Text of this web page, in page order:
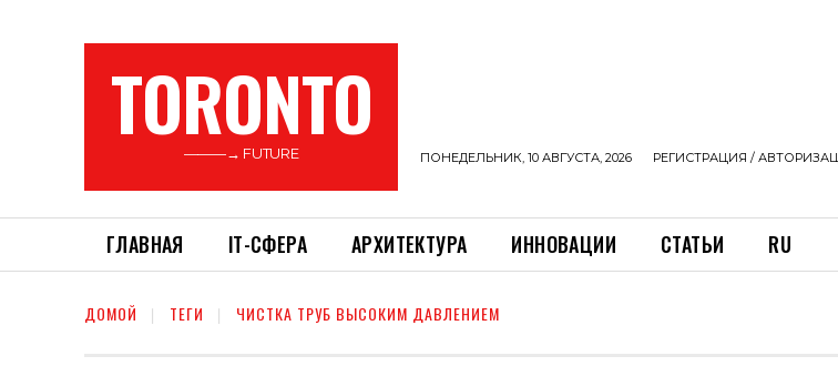
TORONTO
———→ FUTURE ПОНЕДЕЛЬНИК, 10 АВГУСТА, 2026 РЕГИСТРАЦИЯ /
ГЛАВНАЯ ІТ-СФЕРА АРХИТЕКТУРА ИННОВАЦИИ СТАТЬИ RU
ДОМОЙ ТЕГИ ЧИСТКА ТРУБ ВЫСОКИМ ДАВЛЕНИЕМ